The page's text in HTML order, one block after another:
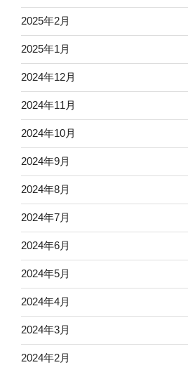
2025年2月
2025年1月
2024年12月
2024年11月
2024年10月
2024年9月
2024年8月
2024年7月
2024年6月
2024年5月
2024年4月
2024年3月
2024年2月